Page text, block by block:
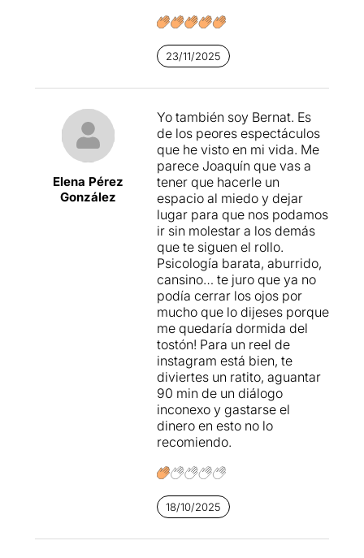
23/11/2025
Elena Pérez
González
Yo también soy Bernat. Es
de los peores espectáculos
que he visto en mi vida. Me
parece Joaquín que vas a
tener que hacerle un
espacio al miedo y dejar
lugar para que nos podamos
ir sin molestar a los demás
que te siguen el rollo.
Psicología barata, aburrido,
cansino… te juro que ya no
podía cerrar los ojos por
mucho que lo dijeses porque
me quedaría dormida del
tostón! Para un reel de
instagram está bien, te
diviertes un ratito, aguantar
90 min de un diálogo
inconexo y gastarse el
dinero en esto no lo
recomiendo.
18/10/2025